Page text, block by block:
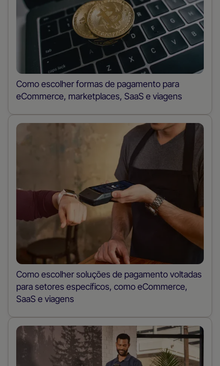
Como escolher formas de pagamento para
eCommerce, marketplaces, SaaS e viagens
Como escolher soluções de pagamento voltadas
para setores específicos, como eCommerce,
SaaS e viagens